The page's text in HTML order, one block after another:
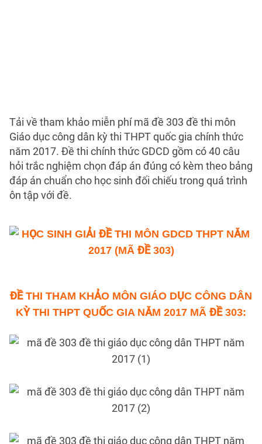
Tải về tham khảo miễn phí mã đề 303 đề thi môn
Giáo dục công dân kỳ thi THPT quốc gia chính thức
năm 2017. Đề thi chính thức GDCD gồm có 40 câu
hỏi trắc nghiệm chọn đáp án đúng có kèm theo bảng
đáp án chuẩn cho học sinh đối chiếu trong quá trình
ôn tập với đề.
ĐỀ THI THAM KHẢO MÔN GIÁO DỤC CÔNG DÂN
KỲ THI THPT QUỐC GIA NĂM 2017 MÃ ĐỀ 303: